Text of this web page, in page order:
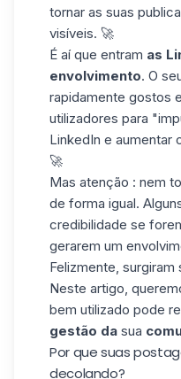
tornar as suas
visíveis. 🚀
É aí que entram as
envolvimento. O
rapidamente gostos
utilizadores para
LinkedIn e aumentar
🚀
Mas atenção : nem
de forma igual.
credibilidade se
gerarem um
Felizmente,
Neste artigo,
bem utilizado pode
gestão da sua
Por que suas
decolando?